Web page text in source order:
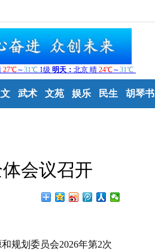
武术 文苑 娱乐 民生 胡琴书
会议召开
规划委员会2026年第2次